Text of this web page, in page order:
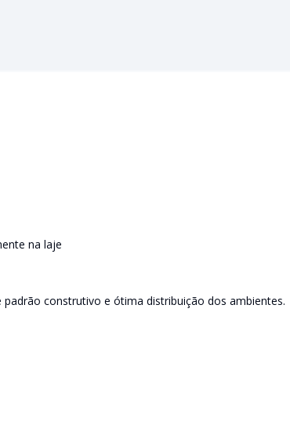
na laje
construtivo e ótima distribuição dos ambientes.